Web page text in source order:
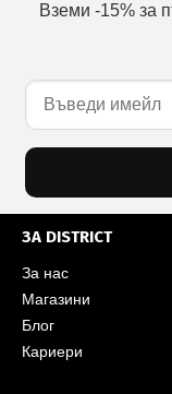
Вземи -15% за
ЗА DISTRICT
За нас
Магазини
Блог
Кариери